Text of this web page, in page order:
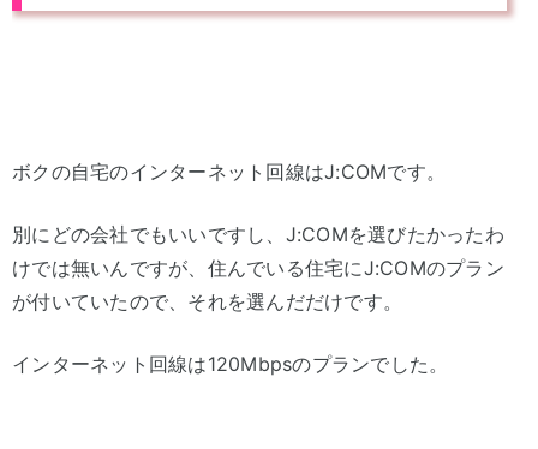
ボクの自宅のインターネット回線はJ:COMです。
別にどの会社でもいいですし、J:COMを選びたかったわ
けでは無いんですが、住んでいる住宅にJ:COMのプラン
が付いていたので、それを選んだだけです。
インターネット回線は120Mbpsのプランでした。